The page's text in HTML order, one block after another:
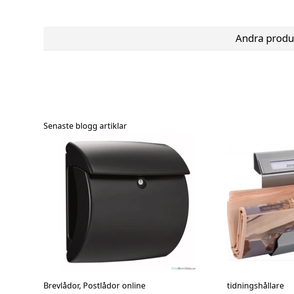
1 195,00 kr 1 895,00 kr
Andra
Design POSTLÅDA Keilbach glasnost.glass.360 - 07 1101
7 995,00 kr
Postlåda
7 995,00 kr
Senaste blogg artiklar
Brevlådor, Postlådor online
tidningshållare